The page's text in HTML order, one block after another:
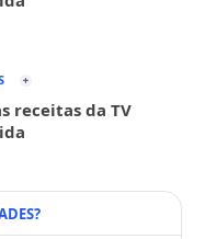
receitas da TV